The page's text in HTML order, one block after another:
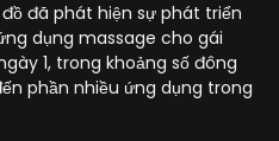
đã phát hiện sự phát triển
dụng massage cho gái
1, trong khoảng số đông
phần nhiều ứng dụng trong